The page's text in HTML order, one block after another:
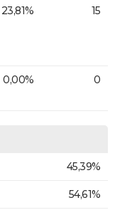
23,81% 15
0,00% 0
45,39%
54,61%